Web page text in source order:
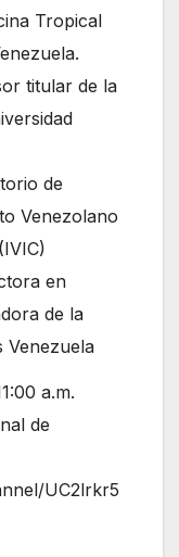
Tropical
titular de la
de
Venezolano
en
de la
Venezuela
a.m.
de
UC2lrkr5